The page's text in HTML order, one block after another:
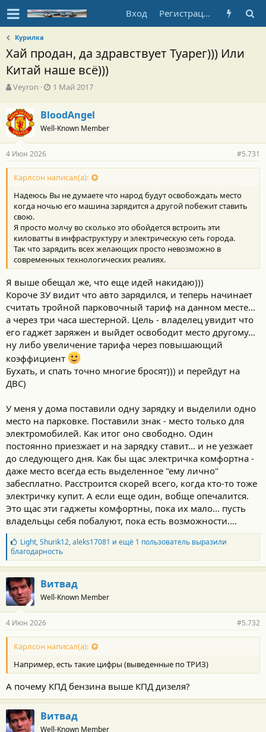
Вход Регистрация
Курилка
Хай продан, да здравствует Туарег))) Или
Китай наше всё)))
А
т
о
р
т
е
м
ы
Veyron
Д
а
н
а
л
а
1 Май 2017
BloodAngel
Well-Known Member
4 Июн 2026 #5.731
Карлсон написал(а):
Надеюсь Вы не думаете что народ будут освобождать место
когда ночью его машина зарядится а другой побежит ставить
свою.
Я просто молчу во сколько это обойдется встроить эти
киловатты в инфраструктуру и электрическую сеть города.
Так что зарядить всех желающих просто невозможно в
современных технологических реалиях.
Я выше обещал же, что еще идей накидаю)))
Короче ЗУ видит что авто зарядился, и теперь начинает
считать тройной парковочный тариф на данном месте...
а через три часа шестерной. Цель - владелец увидит что
его гаджет заряжен и выйдет освободит место другому...
ну либо увеличение тарифа через повышающий
коэффициент
Бухать, и спать точно многие бросят))) и перейдут на
ДВС)
У меня у дома поставили одну зарядку и выделили одно
место на парковке. Поставили знак - место только для
электромобилей. Как итог оно свободно. Один
постоянно приезжает и на зарядку ставит... и не уезжает
до следующего дня. Как бы щас электричка комфортна -
даже место всегда есть выделенное "ему лично"
забесплатно. Расстроится скорей всего, когда кто-то тоже
электричку купит. А если еще один, вобще опечалится.
Это щас эти гаджеты комфортны, пока их мало... пусть
владельцы себя побалуют, пока есть возможности....
Б
л
а
г
о
д
а
р
о
с
т
:
Light,Shurik12,aleks17081 и ещё 1 пользователь выразили
благодарность
Витвад
Well-Known Member
4 Июн 2026 #5.732
Карлсон написал(а):
Например, есть такие цифры (выведенные по ТРИЗ)
А почему КПД бензина выше КПД дизеля?
Витвад
Well-Known Member